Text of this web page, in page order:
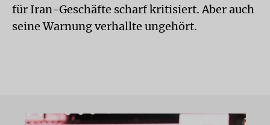
für Iran-Geschäfte scharf kritisiert. Aber auch
seine Warnung verhallte ungehört.